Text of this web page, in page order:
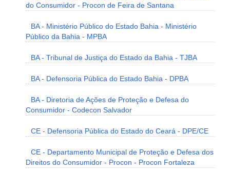
do Consumidor - Procon de Feira de Santana
BA - Ministério Público do Estado Bahia - Ministério
Público da Bahia - MPBA
BA - Tribunal de Justiça do Estado da Bahia - TJBA
BA - Defensoria Pública do Estado Bahia - DPBA
BA - Diretoria de Ações de Proteção e Defesa do
Consumidor - Codecon Salvador
CE - Defensoria Pública do Estado do Ceará - DPE/CE
CE - Departamento Municipal de Proteção e Defesa dos
Direitos do Consumidor - Procon - Procon Fortaleza